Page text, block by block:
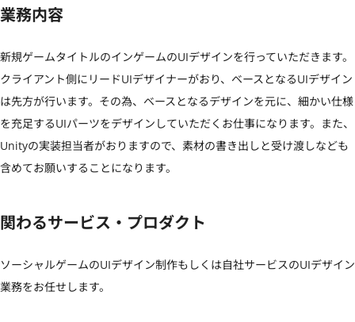
業務内容
新規ゲームタイトルのインゲームのUIデザインを行っていただきます。
クライアント側にリードUIデザイナーがおり、ベースとなるUIデザイン
は先方が行います。その為、ベースとなるデザインを元に、細かい仕様
を充足するUIパーツをデザインしていただくお仕事になります。また、
Unityの実装担当者がおりますので、素材の書き出しと受け渡しなども
含めてお願いすることになります。
関わるサービス・プロダクト
ソーシャルゲームのUIデザイン制作もしくは自社サービスのUIデザイン
業務をお任せします。